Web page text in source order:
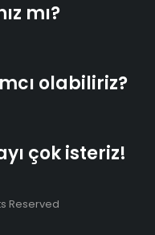
mı?
olabiliriz?
çok isteriz!
Reserved